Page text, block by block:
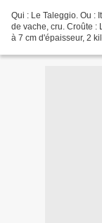
Qui : Le Taleggio. Ou :
de vache, cru. Croûte :
à 7 cm d'épaisseur, 2